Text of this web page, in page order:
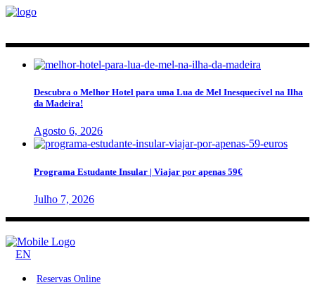
Descubra o Melhor Hotel para uma Lua de Mel Inesquecível na Ilha
da Madeira!
Agosto 6, 2026
Programa Estudante Insular | Viajar por apenas 59€
Julho 7, 2026
EN
Reservas Online